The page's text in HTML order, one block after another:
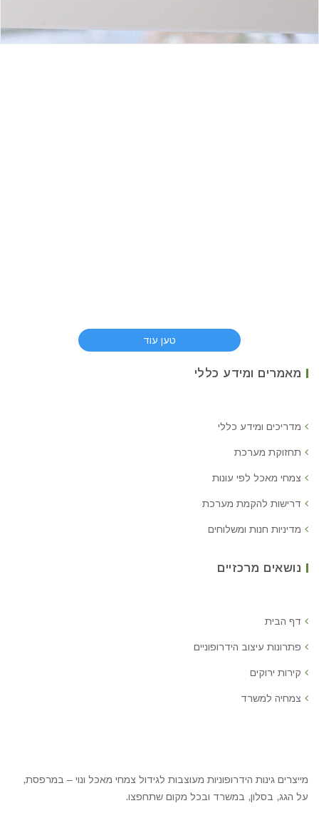
טען עוד
מאמרים ומידע כללי
מדריכים ומידע כללי
תחזוקת מערכת
צמחי מאכל לפי עונות
דרישות להקמת מערכת
מדיניות חנות ומשלוחים
נושאים מרכזיים
דף הבית
פתרונות עיצוב הידרופוניים
קירות ירוקים
צמחיה למשרד
מייצרים גינות הידרופוניות מעוצבות לגידול צמחי מאכל ונוי – במרפסת,
על הגג, בסלון, במשרד ובכל מקום שתחפצו.